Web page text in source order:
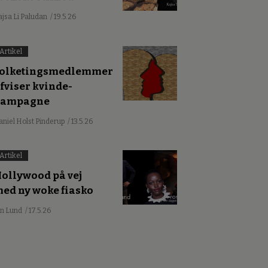
Li Paludan / 19.5.26
Artikel
kvinde-
Holst Pinderup / 13.5.26
Artikel
på vej
ny woke fiasko
Lund / 17.5.26